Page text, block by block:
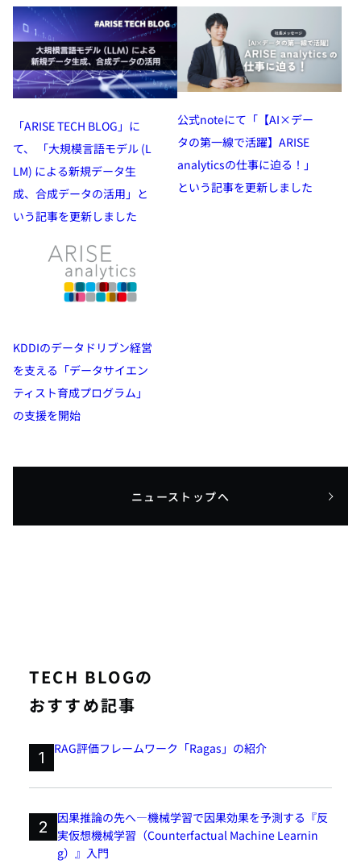
「ARISE TECH BLOG」に
て、 「⼤規模⾔語モデル (L
LM) による新規データ⽣
成、合成データの活⽤」と
いう記事を更新しました
公式noteにて「【AI×デー
タの第一線で活躍】ARISE
analyticsの仕事に迫る！」
という記事を更新しました
KDDIのデータドリブン経営
を支える「データサイエン
ティスト育成プログラム」
の支援を開始
ニューストップへ
TECH BLOGの
おすすめ記事
1 RAG評価フレームワーク「Ragas」の紹介
2
因果推論の先へ―機械学習で因果効果を予測する『反
実仮想機械学習（Counterfactual Machine Learnin
g）』入門